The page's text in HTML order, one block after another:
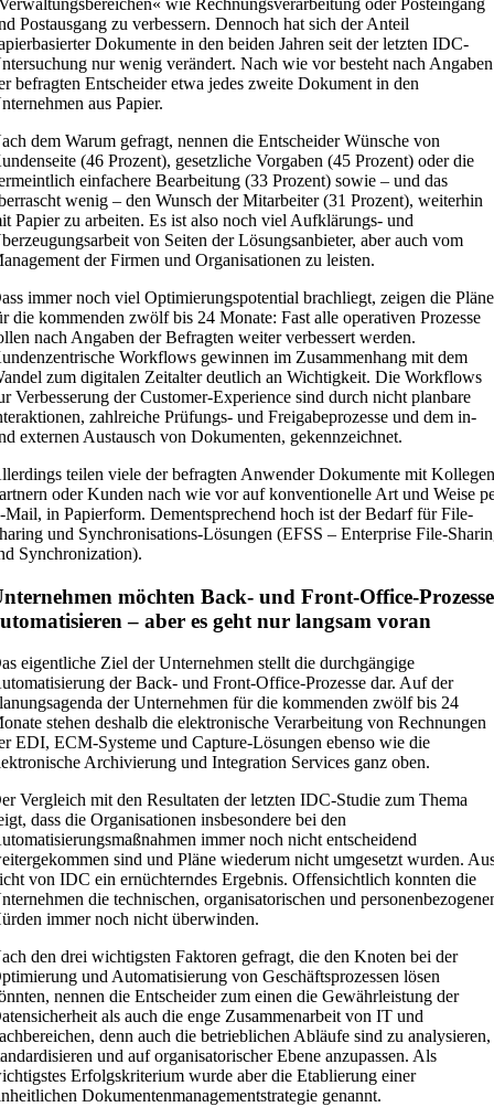
Postausgang zu verbessern. Dennoch hat sich der Anteil
Dokumente in den beiden Jahren seit der letzten IDC-
nur wenig verändert. Nach wie vor besteht nach Angaben
befragten Entscheider etwa jedes zweite Dokument in den
aus Papier.
dem Warum gefragt, nennen die Entscheider Wünsche von
(46 Prozent), gesetzliche Vorgaben (45 Prozent) oder die
einfachere Bearbeitung (33 Prozent) sowie – und das
wenig – den Wunsch der Mitarbeiter (31 Prozent), weiterhin
Papier zu arbeiten. Es ist also noch viel Aufklärungs- und
von Seiten der Lösungsanbieter, aber auch vom
der Firmen und Organisationen zu leisten.
immer noch viel Optimierungspotential brachliegt, zeigen die Pläne
die kommenden zwölf bis 24 Monate: Fast alle operativen Prozesse
nach Angaben der Befragten weiter verbessert werden.
Workflows gewinnen im Zusammenhang mit dem
zum digitalen Zeitalter deutlich an Wichtigkeit. Die Workflows
Verbesserung der Customer-Experience sind durch nicht planbare
zahlreiche Prüfungs- und Freigabeprozesse und dem in-
externen Austausch von Dokumenten, gekennzeichnet.
teilen viele der befragten Anwender Dokumente mit
oder Kunden nach wie vor auf konventionelle Art und Weise
Mail, in Papierform. Dementsprechend hoch ist der Bedarf für File-
und Synchronisations-Lösungen (EFSS – Enterprise File-
Synchronization).
möchten Back- und Front-Office-Prozesse
– aber es geht nur langsam voran
eigentliche Ziel der Unternehmen stellt die durchgängige
der Back- und Front-Office-Prozesse dar. Auf der
der Unternehmen für die kommenden zwölf bis 24
stehen deshalb die elektronische Verarbeitung von Rechnungen
EDI, ECM-Systeme und Capture-Lösungen ebenso wie die
Archivierung und Integration Services ganz oben.
Vergleich mit den Resultaten der letzten IDC-Studie zum Thema
dass die Organisationen insbesondere bei den
immer noch nicht entscheidend
sind und Pläne wiederum nicht umgesetzt wurden.
von IDC ein ernüchterndes Ergebnis. Offensichtlich konnten die
die technischen, organisatorischen und
immer noch nicht überwinden.
den drei wichtigsten Faktoren gefragt, die den Knoten bei der
und Automatisierung von Geschäftsprozessen lösen
nennen die Entscheider zum einen die Gewährleistung der
als auch die enge Zusammenarbeit von IT und
denn auch die betrieblichen Abläufe sind zu analysieren,
und auf organisatorischer Ebene anzupassen. Als
Erfolgskriterium wurde aber die Etablierung einer
Dokumentenmanagementstrategie genannt.